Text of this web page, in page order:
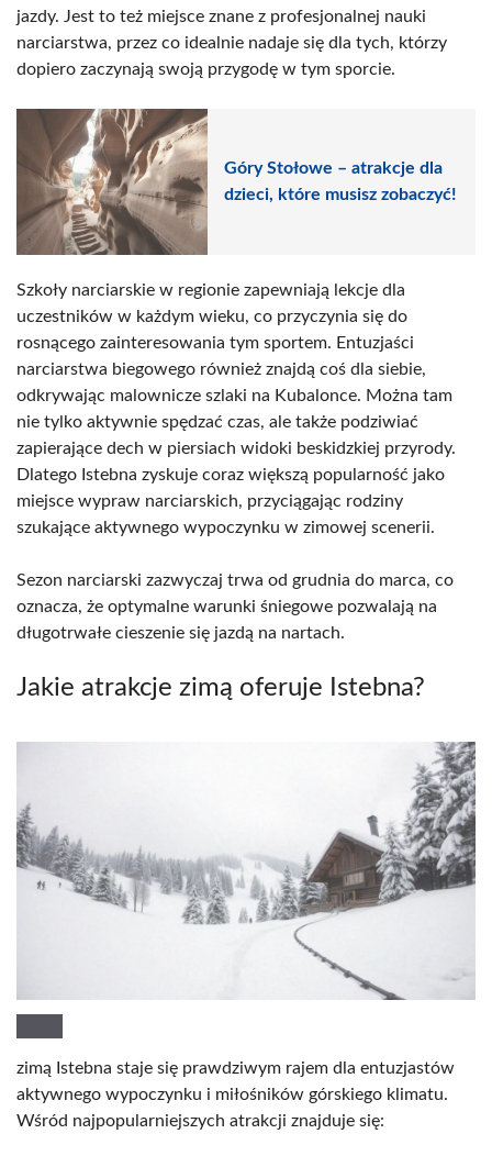
jazdy. Jest to też miejsce znane z profesjonalnej nauki
narciarstwa, przez co idealnie nadaje się dla tych, którzy
dopiero zaczynają swoją przygodę w tym sporcie.
Góry Stołowe – atrakcje dla
dzieci, które musisz zobaczyć!
Szkoły narciarskie w regionie zapewniają lekcje dla
uczestników w każdym wieku, co przyczynia się do
rosnącego zainteresowania tym sportem. Entuzjaści
narciarstwa biegowego również znajdą coś dla siebie,
odkrywając malownicze szlaki na Kubalonce. Można tam
nie tylko aktywnie spędzać czas, ale także podziwiać
zapierające dech w piersiach widoki beskidzkiej przyrody.
Dlatego Istebna zyskuje coraz większą popularność jako
miejsce wypraw narciarskich, przyciągając rodziny
szukające aktywnego wypoczynku w zimowej scenerii.
Sezon narciarski zazwyczaj trwa od grudnia do marca, co
oznacza, że optymalne warunki śniegowe pozwalają na
długotrwałe cieszenie się jazdą na nartach.
Jakie atrakcje zimą oferuje Istebna?
zimą Istebna staje się prawdziwym rajem dla entuzjastów
aktywnego wypoczynku i miłośników górskiego klimatu.
Wśród najpopularniejszych atrakcji znajduje się: